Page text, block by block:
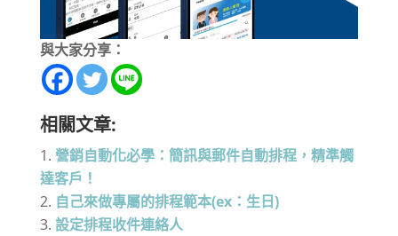
與大家分享：
相關文章:
營銷自動化必學：簡訊與郵件自動排程，精準觸
達客戶！
自己來做專屬的排程範本(ex：生日)
設定排程收件連絡人